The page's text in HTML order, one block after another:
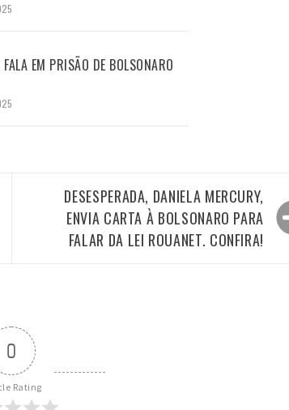
EM PRISÃO DE BOLSONARO
DESESPERADA, DANIELA MERCURY,
ENVIA CARTA À BOLSONARO PARA
FALAR DA LEI ROUANET. CONFIRA!
0
Rating